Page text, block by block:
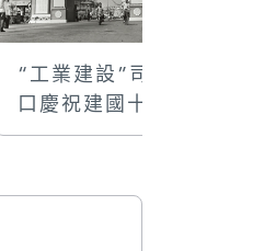
“工業建設”司打
口慶祝建國十七
週年的國慶牌樓